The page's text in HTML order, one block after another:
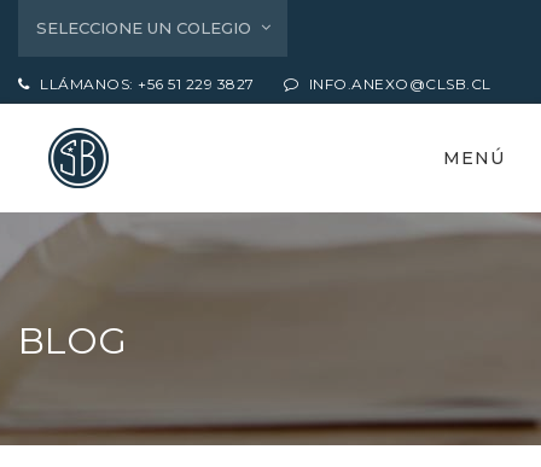
SELECCIONE UN COLEGIO
LLÁMANOS: +56 51 229 3827 INFO.ANEXO@CLSB.CL
MENÚ
BLOG